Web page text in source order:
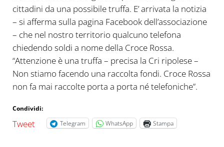
cittadini da una possibile truffa. E’ arrivata la notizia
– si afferma sulla pagina Facebook dell’associazione
– che nel nostro territorio qualcuno telefona
chiedendo soldi a nome della Croce Rossa.
“Attenzione è una truffa – precisa la Cri ripolese –
Non stiamo facendo una raccolta fondi. Croce Rossa
non fa mai raccolte porta a porta né telefoniche”.
Condividi:
Tweet Telegram WhatsApp Stampa